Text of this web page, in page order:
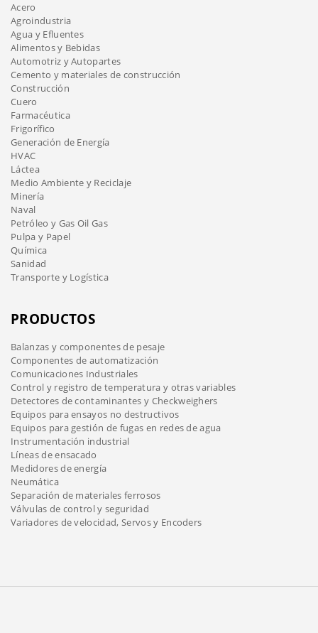
Acero
Agroindustria
Agua y Efluentes
Alimentos y Bebidas
Automotriz y Autopartes
Cemento y materiales de construcción
Construcción
Cuero
Farmacéutica
Frigorífico
Generación de Energía
HVAC
Láctea
Medio Ambiente y Reciclaje
Minería
Naval
Petróleo y Gas Oil Gas
Pulpa y Papel
Química
Sanidad
Transporte y Logística
PRODUCTOS
Balanzas y componentes de pesaje
Componentes de automatización
Comunicaciones Industriales
Control y registro de temperatura y otras variables
Detectores de contaminantes y Checkweighers
Equipos para ensayos no destructivos
Equipos para gestión de fugas en redes de agua
Instrumentación industrial
Líneas de ensacado
Medidores de energía
Neumática
Separación de materiales ferrosos
Válvulas de control y seguridad
Variadores de velocidad, Servos y Encoders